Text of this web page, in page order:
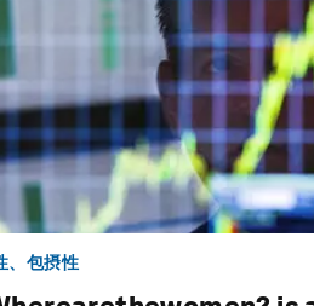
、包摂性